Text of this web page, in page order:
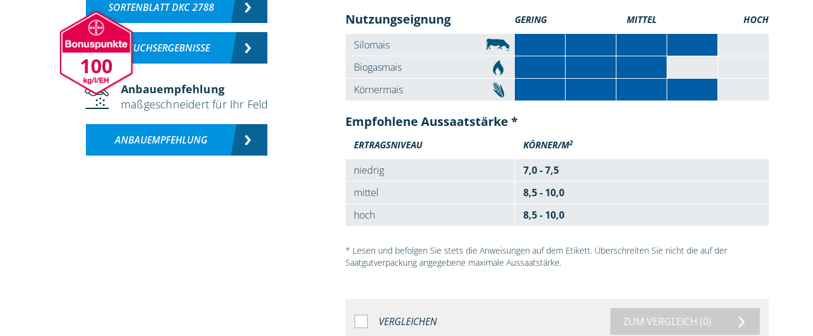
100
SORTENBLATT DKC 2788
VERSUCHSERGEBNISSE
Anbauempfehlung
maßgeschneidert für Ihr Feld
ANBAUEMPFEHLUNG
Nutzungseignung GERING MITTEL HOCH
Silomais
Biogasmais
Körnermais
Empfohlene Aussaatstärke *
ERTRAGSNIVEAU KÖRNER/M2
niedrig
7,0 - 7,5
mittel
8,5 - 10,0
hoch
8,5 - 10,0
* Lesen und befolgen Sie stets die Anweisungen auf dem Etikett. Überschreiten Sie nicht die auf der
Saatgutverpackung angegebene maximale Aussaatstärke.
VERGLEICHEN ZUM VERGLEICH (0)